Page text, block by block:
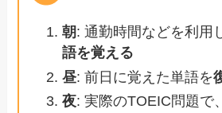
朝: 通勤時間などを利用
語を覚える
昼: 前日に覚えた単語を
夜: 実際のTOEIC問題で